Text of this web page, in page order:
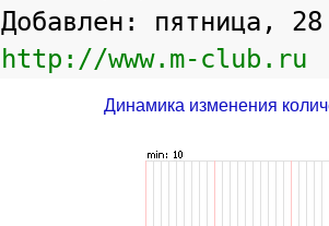
Добавлен: пятница,
http://www.m-club.ru
Динамика изменения